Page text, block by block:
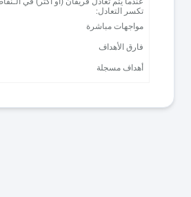
تكسر التعادل:
مواجهات مباشرة
فارق الأهداف
أهداف مسجلة